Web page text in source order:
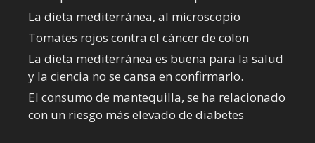
La dieta mediterránea, al microscopio
Tomates rojos contra el cáncer de colon
La dieta mediterránea es buena para la salud
y la ciencia no se cansa en confirmarlo.
El consumo de mantequilla, se ha relacionado
con un riesgo más elevado de diabetes